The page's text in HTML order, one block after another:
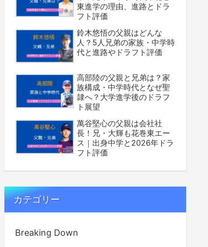
東進学の理由、進路とドラ
フト評価
鈴木悠悟の父親はどんな
人？5人兄弟の家族・中学時
代と進路やドラフト評価
高部陸の父親と兄弟は？家
族構成・中学時代となぜ聖
隷へ？大学進学後のドラフ
ト展望
萬谷堅心の父親は会社社
長！兄・大輝も花巻東エー
ス｜出身中学と2026年ドラ
フト評価
カテゴリー
Breaking Down